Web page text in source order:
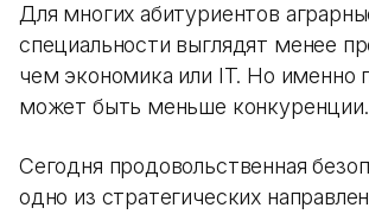
Для многих абитуриентов
специальности выглядят менее
чем экономика или IT. Но именно
может быть меньше конкуренции.
Сегодня продовольственная
одно из стратегических